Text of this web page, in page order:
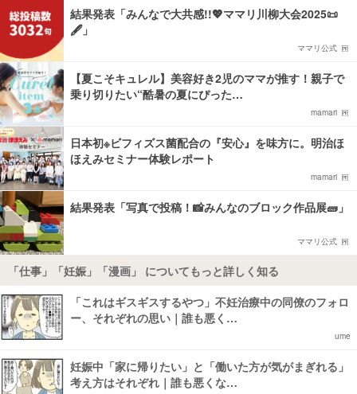
結果発表「みんなで大共感!!💖ママリ川柳大会2025📜
🖋️」
ママリ公式
【夏こそキュレル】美容好き2児のママが推す！親子で
乗り切りたい“酷暑の夏にぴった…
mamari
日本初※ビフィズス菌配合の『安心』を味方に。明治ほ
ほえみセミナー体験レポート
mamari
結果発表「写真で投稿！📸みんなのブロック作品展🧱」
ママリ公式
「仕事」「妊娠」「漫画」 についてもっと詳しく知る
「これはギスギスするやつ」不妊治療中の同僚のフォロ
ー、それぞれの思い｜誰も悪く…
ume
妊娠中「家に帰りたい」と「働いた方が気がまぎれる」
考え方はそれぞれ｜誰も悪くな…